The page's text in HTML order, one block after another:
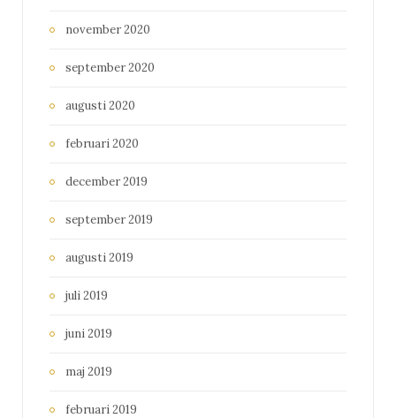
november 2020
september 2020
augusti 2020
februari 2020
december 2019
september 2019
augusti 2019
juli 2019
juni 2019
maj 2019
februari 2019